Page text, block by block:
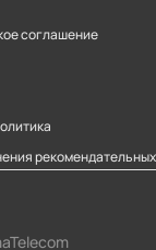
соглашение